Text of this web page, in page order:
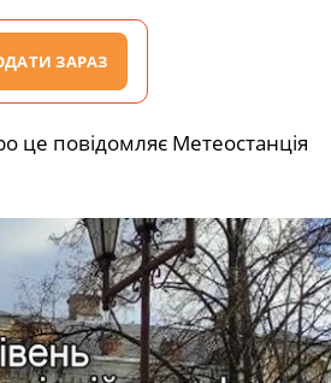
ЗАРАЗ
це повідомляє Метеостанція